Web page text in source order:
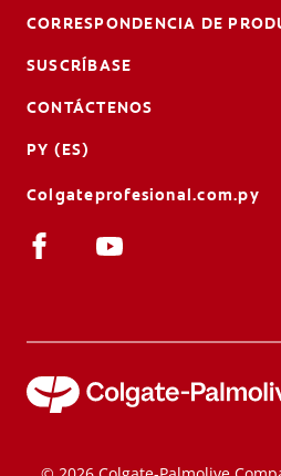
CORRESPONDENCIA DE
SUSCRÍBASE
CONTÁCTENOS
PY (ES)
Colgateprofesional.com.py